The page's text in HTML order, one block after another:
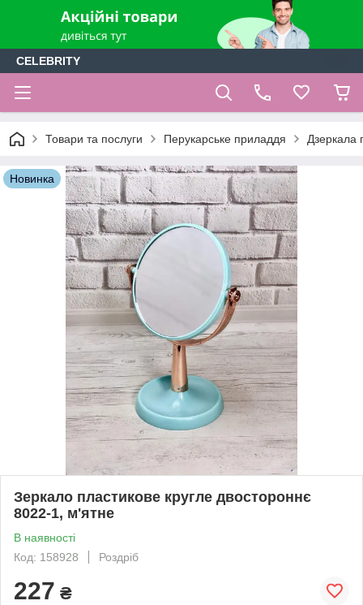
CELEBRITY
Товари та послуги Перукарське приладдя Дзеркала
Новинка
Зеркало пластикове кругле двостороннє
8022-1, м'ятне
В наявності
Код: 158928
Роздріб
227 ₴